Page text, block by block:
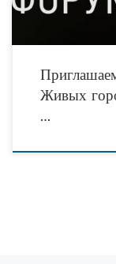
Живых
…